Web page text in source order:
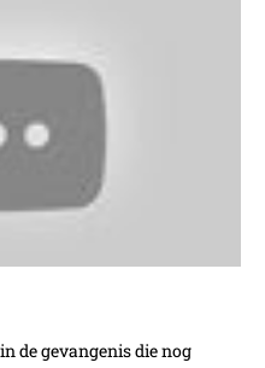
de gevangenis die nog